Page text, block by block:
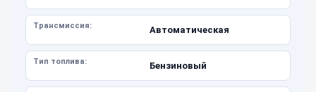
Трансмиссия: Автоматическая
Тип топлива: Бензиновый